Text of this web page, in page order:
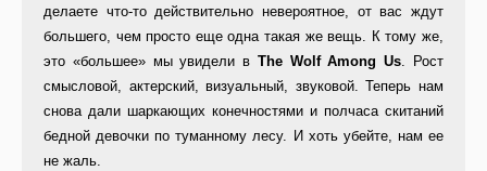
делаете что-то действительно невероятное, от вас ждут
большего, чем просто еще одна такая же вещь. К тому же,
это «большее» мы увидели в The Wolf Among Us. Рост
смысловой, актерский, визуальный, звуковой. Теперь нам
снова дали шаркающих конечностями и полчаса скитаний
бедной девочки по туманному лесу. И хоть убейте, нам ее
не жаль.